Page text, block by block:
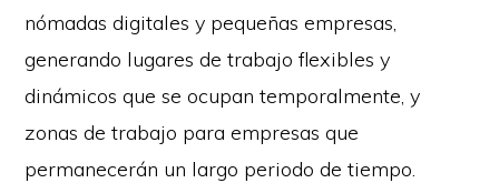
nómadas digitales y pequeñas empresas,
generando lugares de trabajo flexibles y
dinámicos que se ocupan temporalmente, y
zonas de trabajo para empresas que
permanecerán un largo periodo de tiempo.